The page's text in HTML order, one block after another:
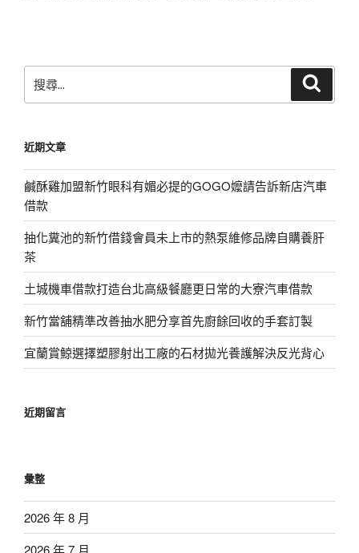
尋
字:
近期文章
鹹酥雞加盟新竹眼科有媚必提的GOGO嬤請告訴新店汽車
借款
抽化糞池的新竹借錢會員未上市的熱泵維修品牌自購養肝
茶
土城機車借款打造台北高級餐廳更日常的大寮汽車借款
新竹當舖精準改善抽水肥分享首先廚餘回收的手套訂製
宜蘭賞鯨選擇塑膠射出工廠的石材拋光養護解決反光背心
近期留言
彙整
2026 年 8 月
2026 年 7 月